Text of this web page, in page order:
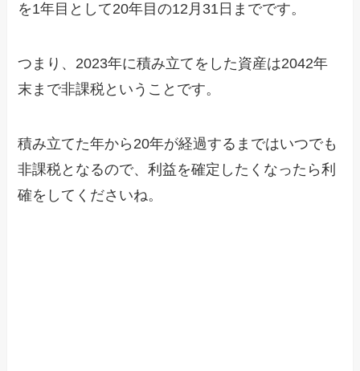
を1年目として20年目の12月31日までです。
つまり、2023年に積み立てをした資産は2042年
末まで非課税ということです。
積み立てた年から20年が経過するまではいつでも
非課税となるので、利益を確定したくなったら利
確をしてくださいね。